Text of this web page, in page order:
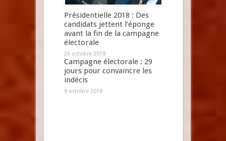
Présidentielle 2018 : Des
candidats jettent l’éponge
avant la fin de la campagne
électorale
26 octobre 2018
Campagne électorale : 29
jours pour convaincre les
indécis
9 octobre 2018